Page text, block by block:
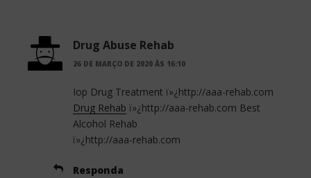
Drug Abuse Rehab
26 DE MARÇO DE 2020 ÀS 16:10
Iop Drug Treatment ï»¿http://aaa-rehab.com
Drug Rehab ï»¿http://aaa-rehab.com Best
Alcohol Rehab
ï»¿http://aaa-rehab.com
Responda